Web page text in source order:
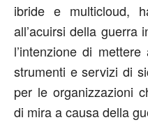
ibride e multicloud,
all’acuirsi della guerra
l’intenzione di
strumenti e servizi di
per le organizzazioni
di mira a causa della